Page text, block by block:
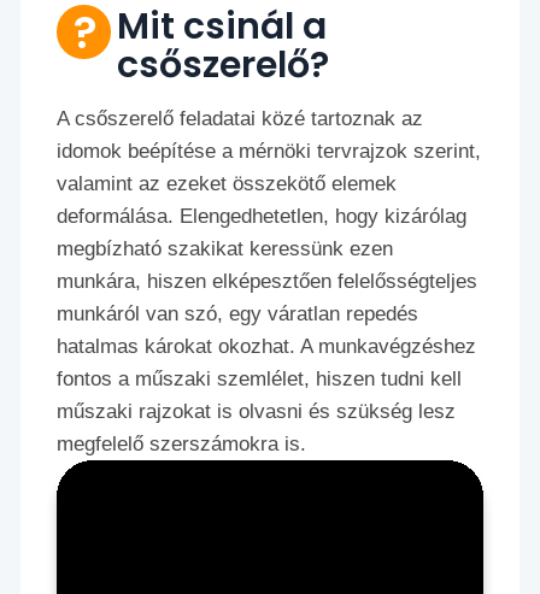
Mit csinál a
csőszerelő?
A csőszerelő feladatai közé tartoznak az
idomok beépítése a mérnöki tervrajzok szerint,
valamint az ezeket összekötő elemek
deformálása. Elengedhetetlen, hogy kizárólag
megbízható szakikat keressünk ezen
munkára, hiszen elképesztően felelősségteljes
munkáról van szó, egy váratlan repedés
hatalmas károkat okozhat. A munkavégzéshez
fontos a műszaki szemlélet, hiszen tudni kell
műszaki rajzokat is olvasni és szükség lesz
megfelelő szerszámokra is.